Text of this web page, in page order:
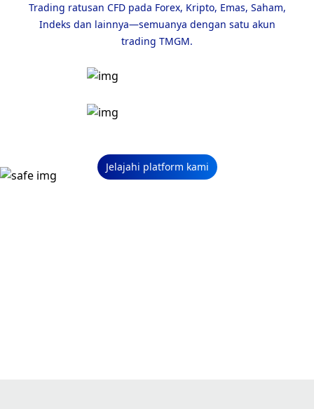
Trading ratusan CFD pada Forex, Kripto, Emas, Saham,
Indeks dan lainnya—semuanya dengan satu akun
trading TMGM.
Jelajahi platform kami